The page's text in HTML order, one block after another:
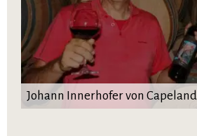
Johann Innerhofer von